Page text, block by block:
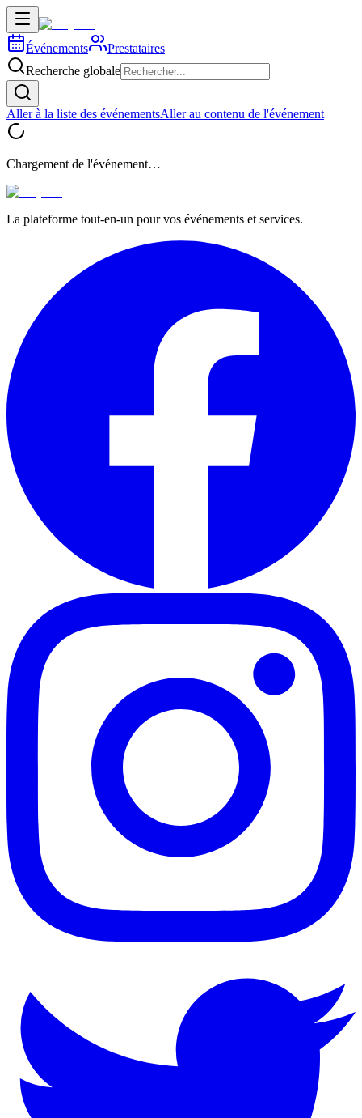
Événements
Prestataires
Recherche globale
Aller à la liste des événementsAller au contenu de l'événement
Chargement de l'événement…
La plateforme tout-en-un pour vos événements et services.